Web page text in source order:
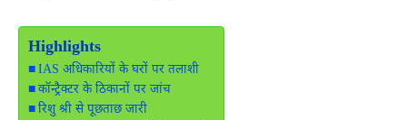
Highlights
IAS अधिकारियों के घरों पर तलाशी
कॉन्ट्रैक्टर के ठिकानों पर जांच
रिशु श्री से पूछताछ जारी